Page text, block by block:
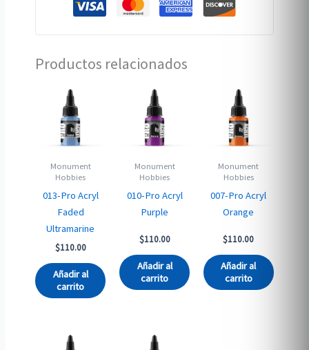
Productos relacionados
Monument
Hobbies
013-Pro Acryl
Faded
Ultramarine
$110.00
Añadir al
carrito
Monument
Hobbies
010-Pro Acryl
Purple
$110.00
Añadir al
carrito
Monument
Hobbies
007-Pro Acryl
Orange
$110.00
Añadir al
carrito